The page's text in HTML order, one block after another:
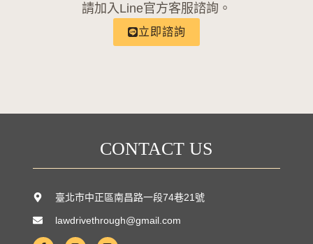
請加入Line官方客服諮詢。
立即諮詢
CONTACT US
臺北市中正區南昌路一段74巷21號
lawdrivethrough@gmail.com